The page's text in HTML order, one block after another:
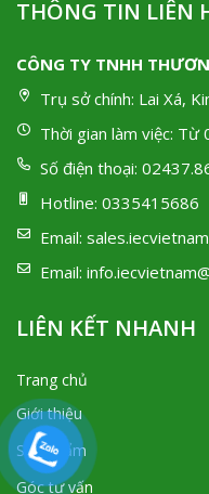
THÔNG TIN LIÊN
CÔNG TY TNHH
Trụ sở chính: Lai Xá,
Thời gian làm việc: Từ
Số điện thoại:
Hotline: 0335415686
Email:
Email:
LIÊN KẾT NHANH
Trang chủ
Giới thiệu
Sản phẩm
Góc tư vấn